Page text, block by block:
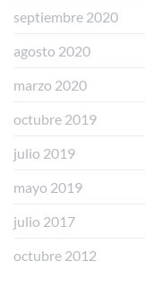
septiembre 2020
agosto 2020
marzo 2020
octubre 2019
julio 2019
mayo 2019
julio 2017
octubre 2012